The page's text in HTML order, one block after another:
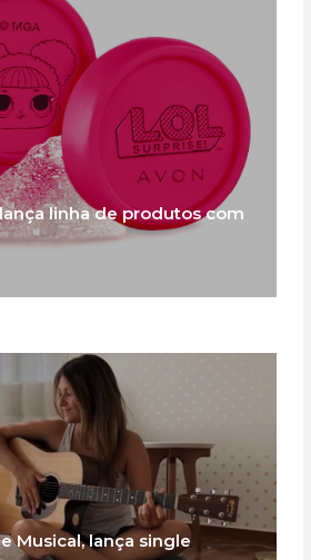
lança linha de produtos com
Musical, lança single